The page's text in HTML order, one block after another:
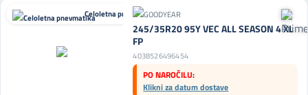
Celoletna pnevmatika
245/35R20 95Y VEC ALL SEASON 4 XL
FP
4038526496454
PO NAROČILU:
Klikni za datum dostave